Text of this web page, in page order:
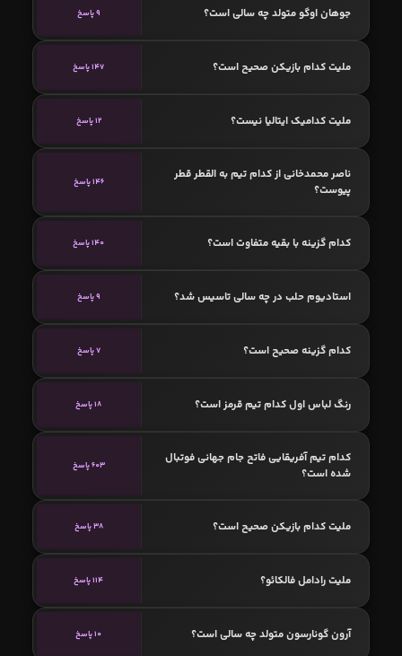
جوهان اوگو متولد چه سالی است؟ 9 پاسخ
ملیت کدام بازیکن صحیح است؟ 147 پاسخ
ملیت کدامیک ایتالیا نیست؟ 12 پاسخ
ناصر محمدخانی از کدام تیم به القطر قطر
پیوست؟
146 پاسخ
کدام گزینه با بقیه متفاوت است؟ 140 پاسخ
استادیوم حلب در چه سالی تاسیس شد؟ 9 پاسخ
کدام گزینه صحیح است؟ 7 پاسخ
رنگ لباس اول کدام تیم قرمز است؟ 18 پاسخ
کدام تیم آفریقایی فاتح جام جهانی فوتبال
شده است؟
603 پاسخ
ملیت کدام بازیکن صحیح است؟ 38 پاسخ
ملیت رادامل فالکائو؟ 114 پاسخ
آرون گونارسون متولد چه سالی است؟ 10 پاسخ